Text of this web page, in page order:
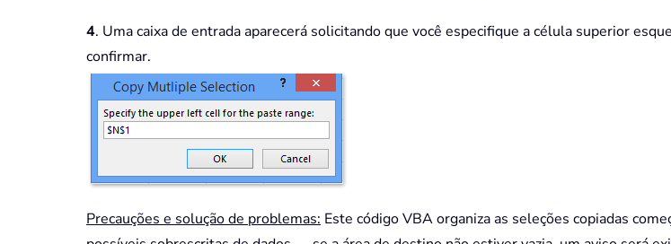
TopRow = ActiveSheet.Rows.Count
LeftCol
For i = 1 To
NumAreas
If SelAreas(i).Row < TopRow
If SelAreas(i).Column <
Next
UpperLeft Cells TopRow
' Get the paste address
Set PasteRange = Application. InputBox _
4. Uma caixa de entrada aparecerá solicitando que você especifique a célula superior
confirmar.
Precauções e solução de problemas: Este código VBA organiza as seleções copiadas